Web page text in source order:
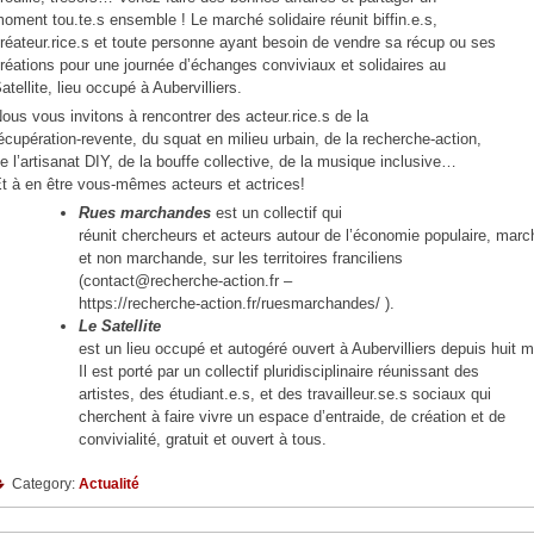
tou.te.s ensemble ! Le marché solidaire réunit biffin.e.s,
et toute personne ayant besoin de vendre sa récup ou ses
pour une journée d’échanges conviviaux et solidaires au
lieu occupé à Aubervilliers.
vous invitons à rencontrer des acteur.rice.s de la
revente, du squat en milieu urbain, de la recherche-action,
l’artisanat DIY, de la bouffe collective, de la musique inclusive…
à en être vous-mêmes acteurs et actrices!
Rues marchandesest un collectif qui
réunit chercheurs et acteurs autour de l’économie populaire,
et non marchande, sur les territoires franciliens
(contact@recherche-action.fr –
https://recherche-action.fr/ruesmarchandes/ ).
Le Satellite
est un lieu occupé et autogéré ouvert à Aubervilliers depuis huit
Il est porté par un collectif pluridisciplinaire réunissant des
artistes, des étudiant.e.s, et des travailleur.se.s sociaux qui
cherchent à faire vivre un espace d’entraide, de création et de
convivialité, gratuit et ouvert à tous.
Category: Actualité